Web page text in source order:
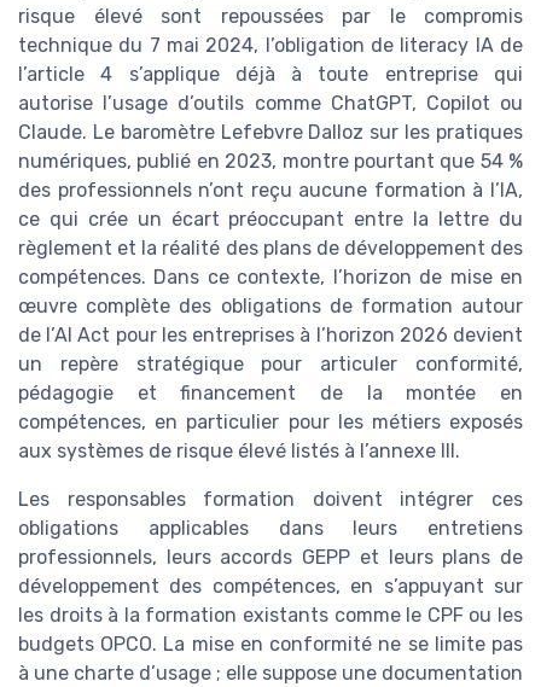
risque élevé sont repoussées par le compromis
technique du 7 mai 2024, l’obligation de literacy IA de
l’article 4 s’applique déjà à toute entreprise qui
autorise l’usage d’outils comme ChatGPT, Copilot ou
Claude. Le baromètre Lefebvre Dalloz sur les pratiques
numériques, publié en 2023, montre pourtant que 54 %
des professionnels n’ont reçu aucune formation à l’IA,
ce qui crée un écart préoccupant entre la lettre du
règlement et la réalité des plans de développement des
compétences. Dans ce contexte, l’horizon de mise en
œuvre complète des obligations de formation autour
de l’AI Act pour les entreprises à l’horizon 2026 devient
un repère stratégique pour articuler conformité,
pédagogie et financement de la montée en
compétences, en particulier pour les métiers exposés
aux systèmes de risque élevé listés à l’annexe III.
Les responsables formation doivent intégrer ces
obligations applicables dans leurs entretiens
professionnels, leurs accords GEPP et leurs plans de
développement des compétences, en s’appuyant sur
les droits à la formation existants comme le CPF ou les
budgets OPCO. La mise en conformité ne se limite pas
à une charte d’usage ; elle suppose une documentation